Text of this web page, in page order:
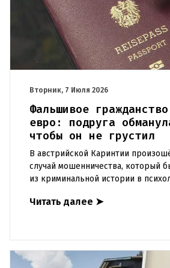
Вторник, 7 Июля 2026
Фальшивое
евро: подруга
чтобы он не грустил
В австрийской Каринтии
случай мошенничества, который
из криминальной истории в
настроение своему парню, но в ит
Читать далее ➤